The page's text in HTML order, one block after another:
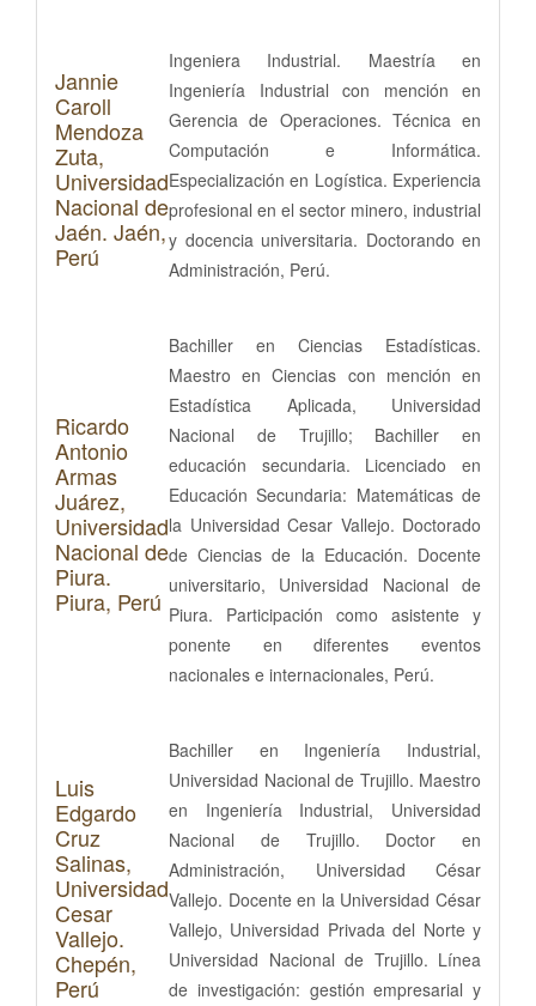
Jannie
Caroll
Mendoza
Zuta,
Universidad
Nacional de
Jaén. Jaén,
Perú
Ingeniera Industrial. Maestría en
Ingeniería Industrial con mención en
Gerencia de Operaciones. Técnica en
Computación e Informática.
Especialización en Logística. Experiencia
profesional en el sector minero, industrial
y docencia universitaria. Doctorando en
Administración, Perú.
Ricardo
Antonio
Armas
Juárez,
Universidad
Nacional de
Piura.
Piura, Perú
Bachiller en Ciencias Estadísticas.
Maestro en Ciencias con mención en
Estadística Aplicada, Universidad
Nacional de Trujillo; Bachiller en
educación secundaria. Licenciado en
Educación Secundaria: Matemáticas de
la Universidad Cesar Vallejo. Doctorado
de Ciencias de la Educación. Docente
universitario, Universidad Nacional de
Piura. Participación como asistente y
ponente en diferentes eventos
nacionales e internacionales, Perú.
Luis
Edgardo
Cruz
Salinas,
Universidad
Cesar
Vallejo.
Chepén,
Perú
Bachiller en Ingeniería Industrial,
Universidad Nacional de Trujillo. Maestro
en Ingeniería Industrial, Universidad
Nacional de Trujillo. Doctor en
Administración, Universidad César
Vallejo. Docente en la Universidad César
Vallejo, Universidad Privada del Norte y
Universidad Nacional de Trujillo. Línea
de investigación: gestión empresarial y